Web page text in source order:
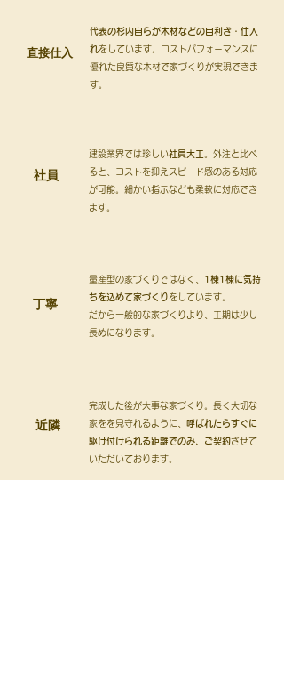
代表の杉内自らが木材などの目利き・仕入
れをしています。コストパフォーマンスに
優れた良質な木材で家づくりが実現できま
す。
​直接仕入
建設業界では珍しい社員大工 。外注と比べ
ると、コストを抑え スピード感のある対応
が可能。細かい指示なども柔軟に対応でき
ます。
社員
量産型の家づくりではなく、 1棟1棟に気持
ちを込めて家づくり をしています。
​だから一般的な家づくりより、工期は少し
長めになります。
丁寧
完成した後が大事な家づくり。長く大切な
家をを見守れるように、 呼ばれたらすぐに
駆け付けられる距離でのみ、ご契約させて
いただいております。
近隣